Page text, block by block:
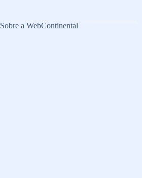
Sobre a WebContinental